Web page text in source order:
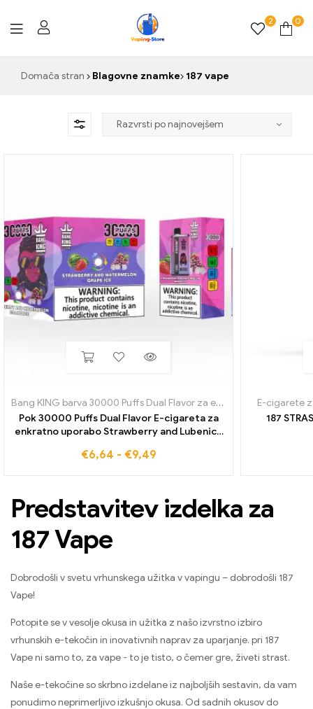
2 0
Domača stran Blagovne znamke 187 vape
Bang KING barva 30000 Puffs Dual Flavor za enkratno uporabo ,E-
Pok 30000 Puffs Dual Flavor E-cigareta za
enkratno uporabo Strawberry and Lubenica
veleprodajni ceni neposredno iz tovarne za
€6,64 - €9,49
E-cigarete
187
Predstavitev izdelka za
187 Vape
Dobrodošli v svetu vrhunskega užitka v vapingu – dobrodošli 187
Vape!
Potopite se v vesolje okusa in užitka z našo izvrstno izbiro
vrhunskih e-tekočin in inovativnih naprav za uparjanje. pri 187
Vape ni samo to, za vape - to je tisto, o čemer gre, živeti strast.
Naše e-tekočine so skrbno izdelane iz najboljših sestavin, da vam
ponudimo neprimerljivo izkušnjo okusa. Od sadnih okusov do